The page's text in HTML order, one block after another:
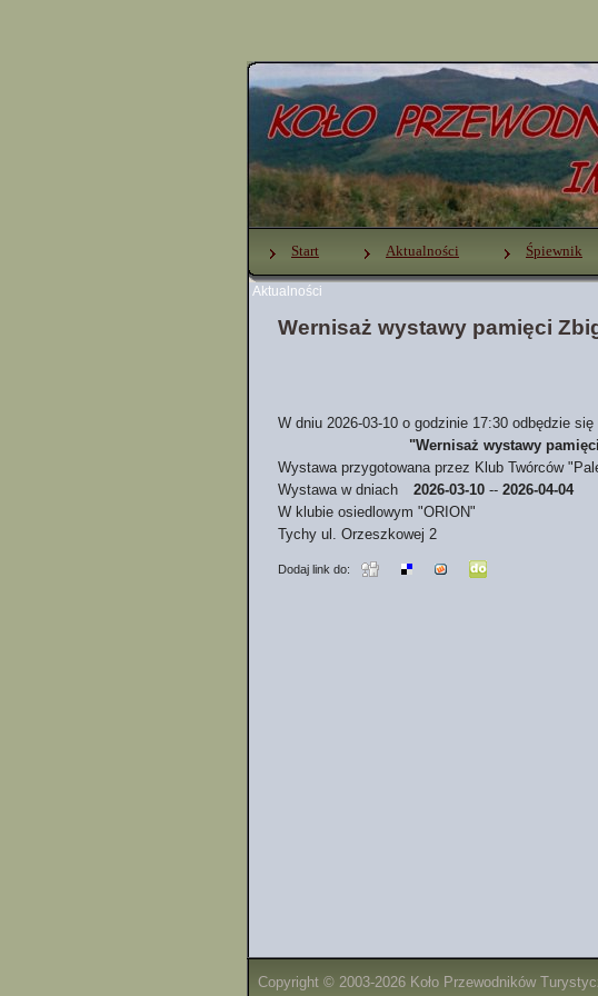
Aktualności
Start Aktualności Śpiewnik
Wernisaż wystawy pamięci
W dniu 2026-03-10 o godzinie 17:30 odbędzie się
"Wernisaż wystawy
Wystawa przygotowana przez Klub Twórców
Wystawa w dniach
2026-03-10-- 2026-04-04
W klubie osiedlowym "ORION"
Tychy ul. Orzeszkowej 2
Dodaj link do:
Copyright © 2003-2026 Koło Przewodników